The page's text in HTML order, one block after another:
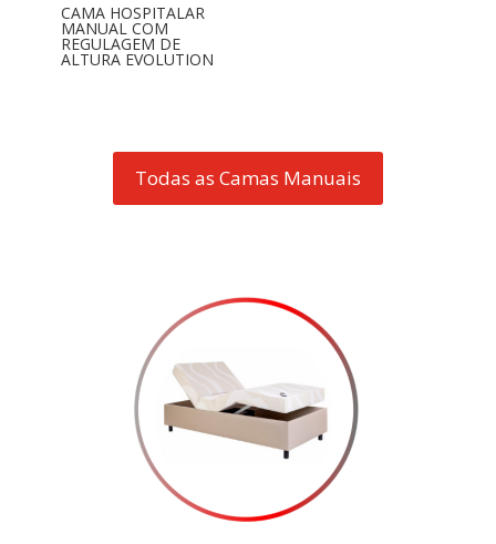
CAMA HOSPITALAR
MANUAL COM
REGULAGEM DE
ALTURA EVOLUTION
Todas as Camas Manuais